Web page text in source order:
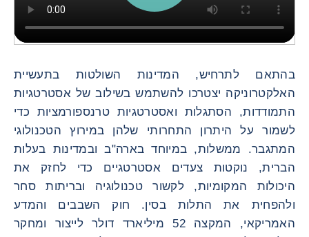
בהתאם לתרחיש, המדינות השולטות בתעשיית
האלקטרוניקה יצטרכו להשתמש בשילוב של אסטרטגיות
התמודדות, הסתגלות ואסטרטגיות טרנספורמציות כדי
לשמור על היתרון התחרותי שלהן במירוץ הטכנולוגי
המתגבר. ממשלות, במיוחד בארה"ב ובמדינות בעלות
הברית, נוקטות צעדים אסטרטגיים כדי לחזק את
היכולות המקומיות, לקשור טכנולוגיה ובריתות סחר
ולהפחית את התלות בסין. חוק השבבים והמדע
האמריקאי, המקצה 52 מיליארד דולר לייצור ומחקר